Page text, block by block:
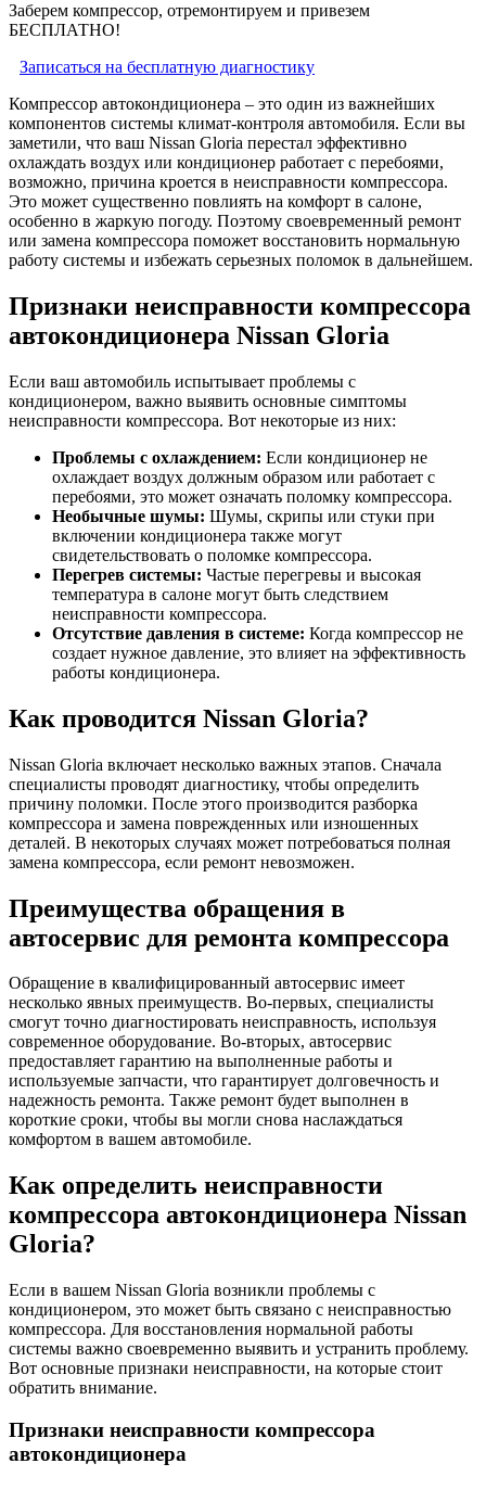
Заберем компрессор, отремонтируем и привезем
БЕСПЛАТНО!
Записаться на бесплатную диагностику
Компрессор автокондиционера – это один из важнейших
компонентов системы климат-контроля автомобиля. Если вы
заметили, что ваш Nissan Gloria перестал эффективно
охлаждать воздух или кондиционер работает с перебоями,
возможно, причина кроется в неисправности компрессора.
Это может существенно повлиять на комфорт в салоне,
особенно в жаркую погоду. Поэтому своевременный ремонт
или замена компрессора поможет восстановить нормальную
работу системы и избежать серьезных поломок в дальнейшем.
Признаки неисправности компрессора
автокондиционера Nissan Gloria
Если ваш автомобиль испытывает проблемы с
кондиционером, важно выявить основные симптомы
неисправности компрессора. Вот некоторые из них:
Проблемы с охлаждением: Если кондиционер не
охлаждает воздух должным образом или работает с
перебоями, это может означать поломку компрессора.
Необычные шумы: Шумы, скрипы или стуки при
включении кондиционера также могут
свидетельствовать о поломке компрессора.
Перегрев системы: Частые перегревы и высокая
температура в салоне могут быть следствием
неисправности компрессора.
Отсутствие давления в системе: Когда компрессор не
создает нужное давление, это влияет на эффективность
работы кондиционера.
Как проводится Nissan Gloria?
Nissan Gloria включает несколько важных этапов. Сначала
специалисты проводят диагностику, чтобы определить
причину поломки. После этого производится разборка
компрессора и замена поврежденных или изношенных
деталей. В некоторых случаях может потребоваться полная
замена компрессора, если ремонт невозможен.
Преимущества обращения в
автосервис для ремонта компрессора
Обращение в квалифицированный автосервис имеет
несколько явных преимуществ. Во-первых, специалисты
смогут точно диагностировать неисправность, используя
современное оборудование. Во-вторых, автосервис
предоставляет гарантию на выполненные работы и
используемые запчасти, что гарантирует долговечность и
надежность ремонта. Также ремонт будет выполнен в
короткие сроки, чтобы вы могли снова наслаждаться
комфортом в вашем автомобиле.
Как определить неисправности
компрессора автокондиционера Nissan
Gloria?
Если в вашем Nissan Gloria возникли проблемы с
кондиционером, это может быть связано с неисправностью
компрессора. Для восстановления нормальной работы
системы важно своевременно выявить и устранить проблему.
Вот основные признаки неисправности, на которые стоит
обратить внимание.
Признаки неисправности компрессора
автокондиционера